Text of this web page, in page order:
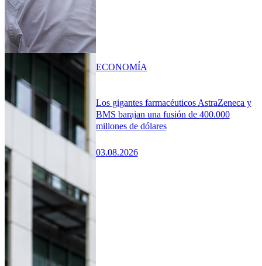
Los gigantes farmacéuticos AstraZeneca y
BMS barajan una fusión de 400.000
millones de dólares
03.08.2026
ECONOMÍA